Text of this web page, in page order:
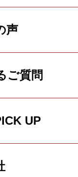
声
ご質問
UP